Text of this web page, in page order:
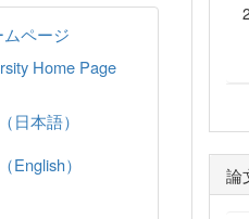
論
ページ
Home Page
日本語）
English）